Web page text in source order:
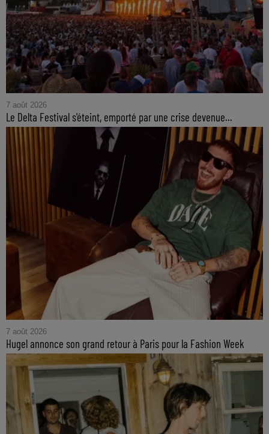
7 août 2026
Le Delta Festival s'éteint, emporté par une crise devenue...
7 août 2026
Hugel annonce son grand retour à Paris pour la Fashion Week